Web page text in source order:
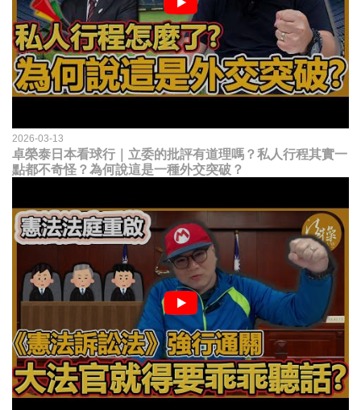
2026-03-13
卓榮泰日本看球行｜立委的批評有道理嗎？私人行程其實一
點都不奇怪？為何說這是一種外交突破？